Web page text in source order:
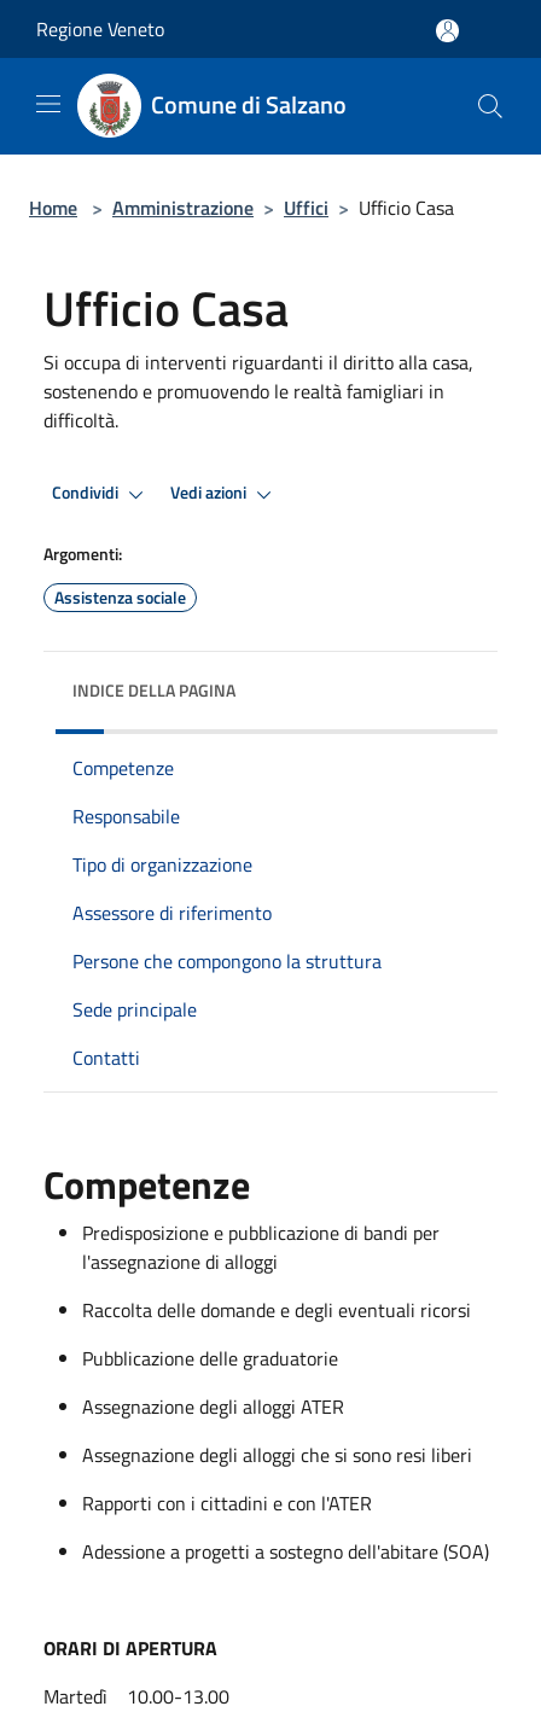
Regione Veneto
Comune di Salzano
Home > Amministrazione > Uffici > Ufficio Casa
Ufficio Casa
Si occupa di interventi riguardanti il diritto alla casa,
sostenendo e promuovendo le realtà famigliari in
difficoltà.
Condividi Vedi azioni
Argomenti:
Assistenza sociale
INDICE DELLA PAGINA
Competenze
Responsabile
Tipo di organizzazione
Assessore di riferimento
Persone che compongono la struttura
Sede principale
Contatti
Competenze
Predisposizione e pubblicazione di bandi per
l'assegnazione di alloggi
Raccolta delle domande e degli eventuali ricorsi
Pubblicazione delle graduatorie
Assegnazione degli alloggi ATER
Assegnazione degli alloggi che si sono resi liberi
Rapporti con i cittadini e con l'ATER
Adessione a progetti a sostegno dell'abitare (SOA)
ORARI DI APERTURA
Martedì 10.00-13.00